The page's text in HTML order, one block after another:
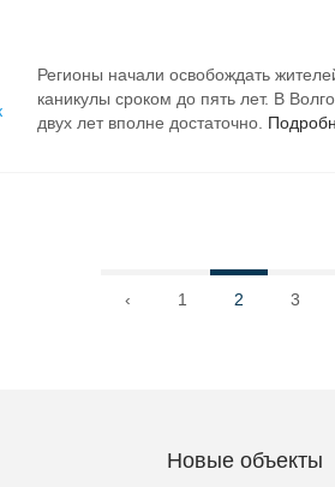
Регионы начали освобождать
каникулы сроком до пять лет. В
двух лет вполне достаточно.
‹ 1 2 3
Новые объекты